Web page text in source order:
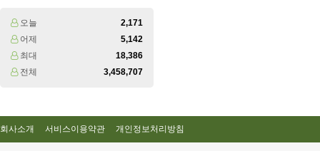
오늘
2,171
어제
5,142
최대
18,386
전체
3,458,707
회사소개 서비스이용약관 개인정보처리방침